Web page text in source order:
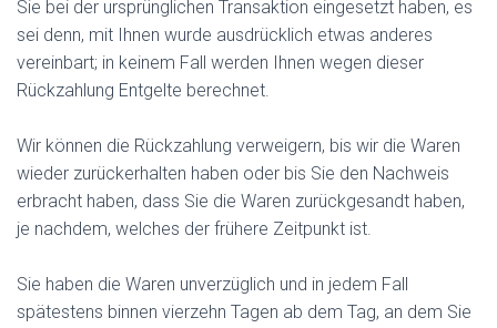
Sie bei der ursprünglichen Transaktion eingesetzt haben, es
sei denn, mit Ihnen wurde ausdrücklich etwas anderes
vereinbart; in keinem Fall werden Ihnen wegen dieser
Rückzahlung Entgelte berechnet.
Wir können die Rückzahlung verweigern, bis wir die Waren
wieder zurückerhalten haben oder bis Sie den Nachweis
erbracht haben, dass Sie die Waren zurückgesandt haben,
je nachdem, welches der frühere Zeitpunkt ist.
Sie haben die Waren unverzüglich und in jedem Fall
spätestens binnen vierzehn Tagen ab dem Tag, an dem Sie